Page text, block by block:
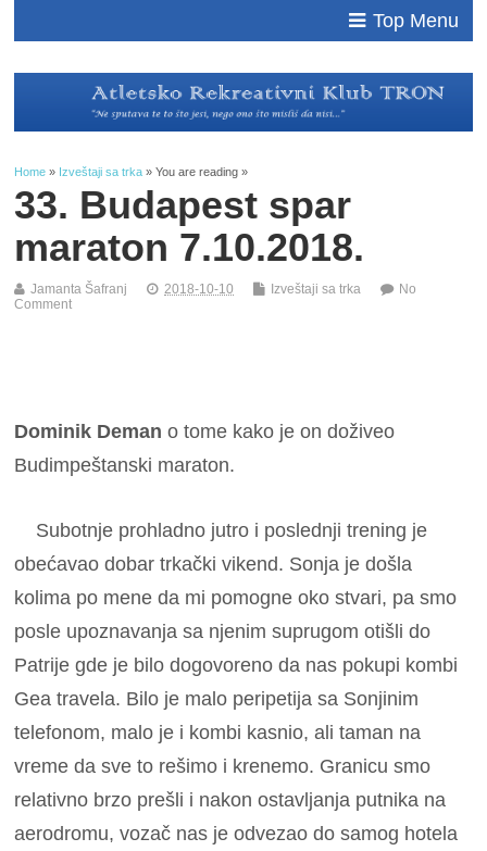
Top Menu
Home » Izveštaji sa trka » You are reading »
33. Budapest spar
maraton 7.10.2018.
Jamanta Šafranj 2018-10-10 Izveštaji sa trka
No
Comment
Dominik Deman o tome kako je on doživeo
Budimpeštanski maraton.
Subotnje prohladno jutro i poslednji trening je
obećavao dobar trkački vikend. Sonja je došla
kolima po mene da mi pomogne oko stvari, pa smo
posle upoznavanja sa njenim suprugom otišli do
Patrije gde je bilo dogovoreno da nas pokupi kombi
Gea travela. Bilo je malo peripetija sa Sonjinim
telefonom, malo je i kombi kasnio, ali taman na
vreme da sve to rešimo i krenemo. Granicu smo
relativno brzo prešli i nakon ostavljanja putnika na
aerodromu, vozač nas je odvezao do samog hotela